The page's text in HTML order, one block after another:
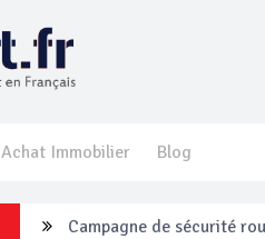
Achat Immobilier Blog
Un touriste français